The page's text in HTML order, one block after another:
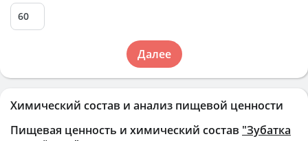
Химический состав и анализ пищевой ценности
Пищевая ценность и химический состав "Зубатка
Далее